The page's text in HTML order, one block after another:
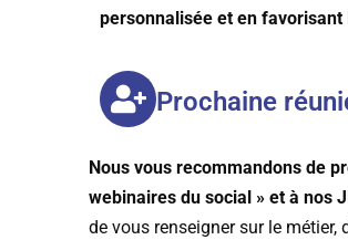
personnalisée et en
Prochaine
Nous vous recommandons de
webinaires du social » et à nos
de vous renseigner sur le